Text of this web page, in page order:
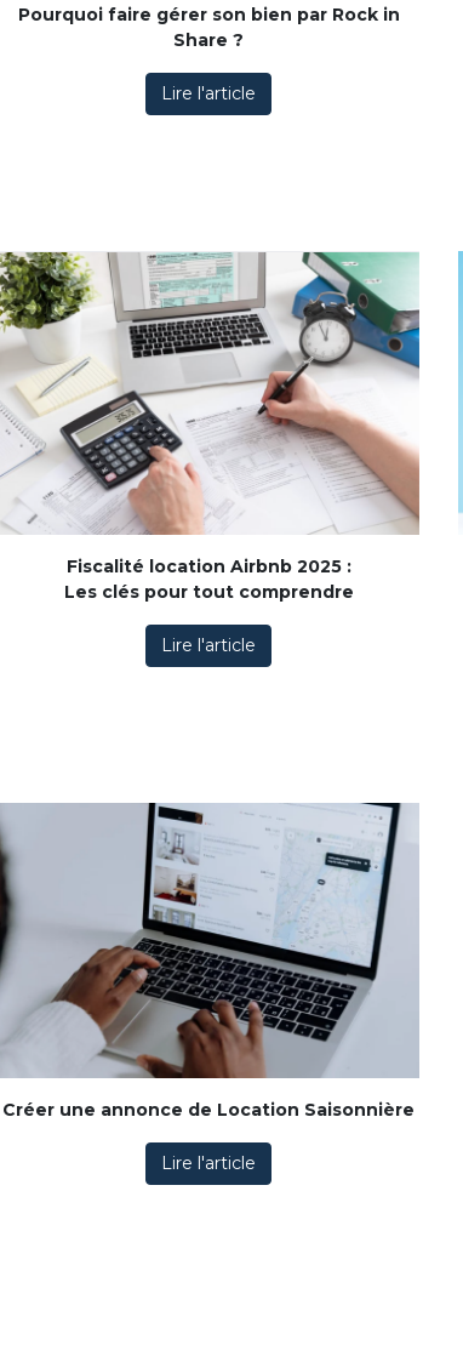
Pourquoi faire gérer son bien par Rock in
Share ?
Lire l'article
Fiscalité location Airbnb 2025 :
Les clés pour tout comprendre
Lire l'article
Créer une annonce de Location Saisonnière
Lire l'article